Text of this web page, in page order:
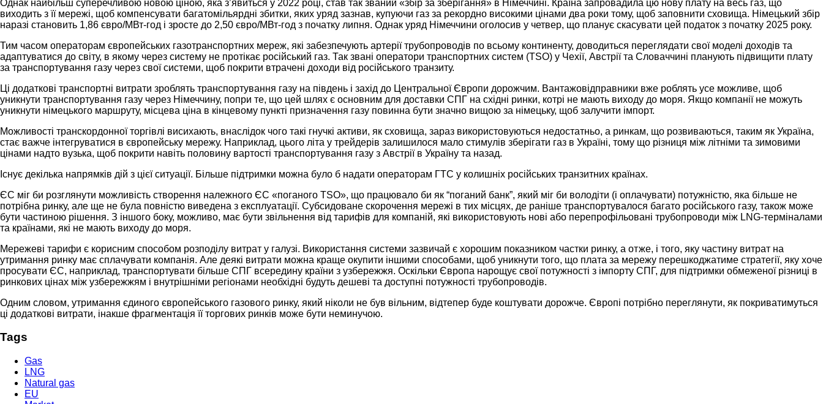
Однак найбільш суперечливою новою ціною, яка з’явиться у 2022 році, став так званий «збір за зберігання» в Німеччині. Країна запровадила цю нову плату на весь газ, що
виходить з її мережі, щоб компенсувати багатомільярдні збитки, яких уряд зазнав, купуючи газ за рекордно високими цінами два роки тому, щоб заповнити сховища. Німецький збір
наразі становить 1,86 євро/МВт-год і зросте до 2,50 євро/МВт-год з початку липня. Однак уряд Німеччини оголосив у четвер, що планує скасувати цей податок з початку 2025 року.
Тим часом операторам європейських газотранспортних мереж, які забезпечують артерії трубопроводів по всьому континенту, доводиться переглядати свої моделі доходів та
адаптуватися до світу, в якому через систему не протікає російський газ. Так звані оператори транспортних систем (TSO) у Чехії, Австрії та Словаччині планують підвищити плату
за транспортування газу через свої системи, щоб покрити втрачені доходи від російського транзиту.
Ці додаткові транспортні витрати зроблять транспортування газу на південь і захід до Центральної Європи дорожчим. Вантажовідправники вже роблять усе можливе, щоб
уникнути транспортування газу через Німеччину, попри те, що цей шлях є основним для доставки СПГ на східні ринки, котрі не мають виходу до моря. Якщо компанії не можуть
уникнути німецького маршруту, місцева ціна в кінцевому пункті призначення газу повинна бути значно вищою за німецьку, щоб залучити імпорт.
Можливості транскордонної торгівлі висихають, внаслідок чого такі гнучкі активи, як сховища, зараз використовуються недостатньо, а ринкам, що розвиваються, таким як Україна,
стає важче інтегруватися в європейську мережу. Наприклад, цього літа у трейдерів залишилося мало стимулів зберігати газ в Україні, тому що різниця між літніми та зимовими
цінами надто вузька, щоб покрити навіть половину вартості транспортування газу з Австрії в Україну та назад.
Існує декілька напрямків дій з цієї ситуації. Більше підтримки можна було б надати операторам ГТС у колишніх російських транзитних країнах.
ЄС міг би розглянути можливість створення належного ЄС «поганого TSO», що працювало би як “поганий банк”, який міг би володіти (і оплачувати) потужністю, яка більше не
потрібна ринку, але ще не була повністю виведена з експлуатації. Субсидоване скорочення мережі в тих місцях, де раніше транспортувалося багато російського газу, також може
бути частиною рішення. З іншого боку, можливо, має бути звільнення від тарифів для компаній, які використовують нові або перепрофільовані трубопроводи між LNG-терміналами
та країнами, які не мають виходу до моря.
Мережеві тарифи є корисним способом розподілу витрат у галузі. Використання системи зазвичай є хорошим показником частки ринку, а отже, і того, яку частину витрат на
утримання ринку має сплачувати компанія. Але деякі витрати можна краще окупити іншими способами, щоб уникнути того, що плата за мережу перешкоджатиме стратегії, яку хоче
просувати ЄС, наприклад, транспортувати більше СПГ всередину країни з узбережжя. Оскільки Європа нарощує свої потужності з імпорту СПГ, для підтримки обмеженої різниці в
ринкових цінах між узбережжям і внутрішніми регіонами необхідні будуть дешеві та доступні потужності трубопроводів.
Одним словом, утримання єдиного європейського газового ринку, який ніколи не був вільним, відтепер буде коштувати дорожче. Європі потрібно переглянути, як покриватимуться
ці додаткові витрати, інакше фрагментація її торгових ринків може бути неминучою.
Tags
Gas
LNG
Natural gas
EU